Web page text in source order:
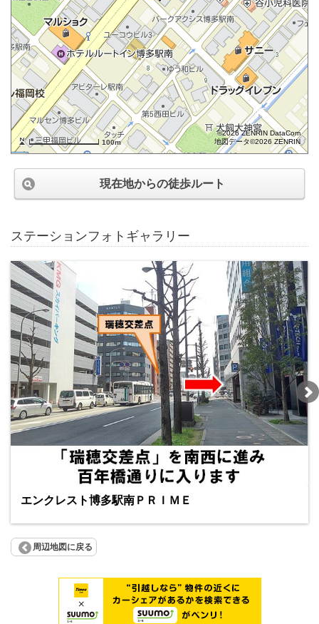
100m
©2026 ZENRIN DataCom
地図データ©2026 ZENRIN
現在地からの徒歩ルート
ステーションフォトギャラリー
エンクレスト博多駅南ＰＲＩＭＥ
周辺地図に戻る